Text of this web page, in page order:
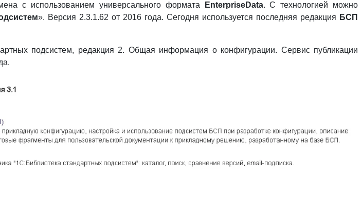
с использованием универсального формата EnterpriseData. С технологией можно
». Версия 2.3.1.62 от 2016 года. Сегодня используется последняя редакция БСП
подсистем, редакция 2. Общая информация о конфигурации. Сервис публикации